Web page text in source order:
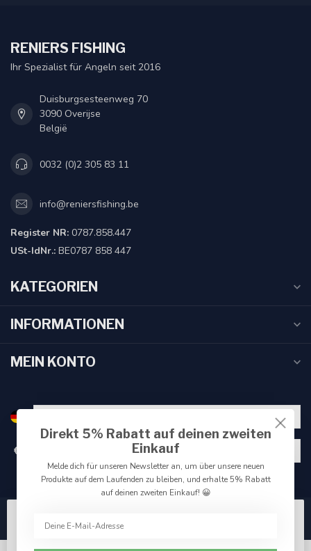
RENIERS FISHING
Ihr Spezialist für Angeln seit 2016
Duisburgsesteenweg 70
3090 Overijse
België
0032 (0)2 305 83 11
info@reniersfishing.be
Register NR: 0787.858.447
USt-IdNr.: BE0787 858 447
KATEGORIEN
INFORMATIONEN
MEIN KONTO
€
Direkt 5% Rabatt auf deinen zweiten
Einkauf
Melde dich für unseren Newsletter an, um über unsere neuen
Produkte auf dem Laufenden zu bleiben, und erhalte 5% Rabatt
auf deinen zweiten Einkauf! 😀